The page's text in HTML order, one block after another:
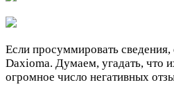
Если просуммировать
Daxioma. Думаем, угадать, что
огромное число негативных